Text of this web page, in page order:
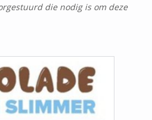
die nodig is om deze